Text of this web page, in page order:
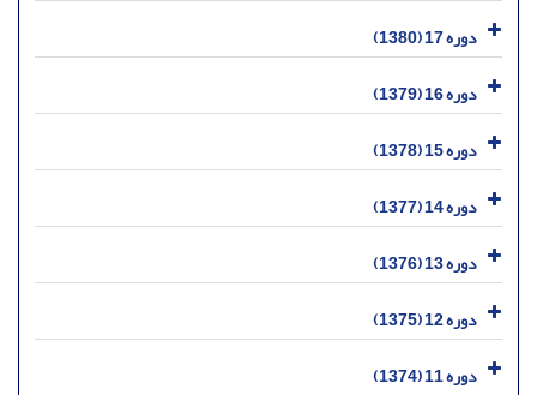
دوره 17 (1380)
دوره 16 (1379)
دوره 15 (1378)
دوره 14 (1377)
دوره 13 (1376)
دوره 12 (1375)
دوره 11 (1374)